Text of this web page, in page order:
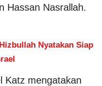
Hassan Nasrallah.
Nyatakan Siap
Katz mengatakan